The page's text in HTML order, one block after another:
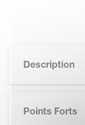
Description
Points Forts